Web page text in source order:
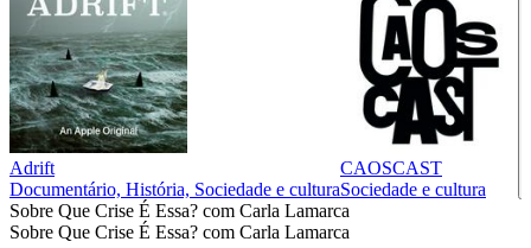
Adrift
Documentário, História, Sociedade e cultura
CAOSCAST
Sociedade e cultura
Sobre Que Crise É Essa? com Carla Lamarca
Sobre Que Crise É Essa? com Carla Lamarca